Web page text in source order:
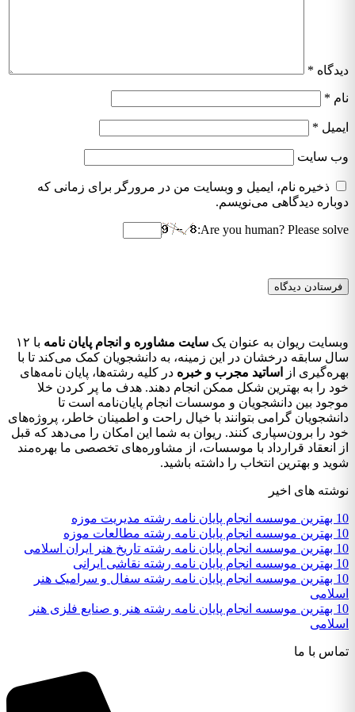
*
*
*
سایت
ذخیره نام، ایمیل و وبسایت من در مرورگر برای زمانی که
دیدگاهی می‌نویسم.
Are you human? Please
ریوان به عنوان یکسایت مشاوره و انجام پایان نامه
با ۱۲
سابقه درخشان در این زمینه، به دانشجویان کمک می‌کند تا با
از اساتید مجرب و خبرهدر کلیه رشته‌ها، پایان نامه‌های
را به بهترین شکل ممکن انجام دهند. هدف ما پر کردن خلا
بین دانشجویان و موسسات انجام پایان‌نامه است تا
گرامی بتوانند با خیال راحت و اطمینان خاطر، پروژه‌های
را برون‌سپاری کنند. ریوان به شما این امکان را می‌دهد که قبل
انعقاد قرارداد با موسسات، از مشاوره‌های تخصصی ما بهره‌مند
و بهترین انتخاب را داشته باشید.
های اخیر
10 بهترین موسسه انجام پایان نامه رشته سفال و سرامیک هنر
10 بهترین موسسه انجام پایان نامه رشته هنر و صنایع فلزی هنر
با ما